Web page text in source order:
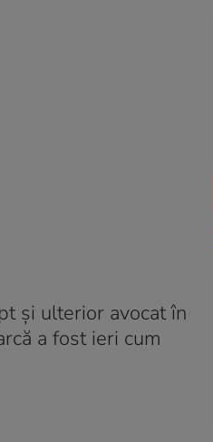
și ulterior avocat în
a fost ieri cum